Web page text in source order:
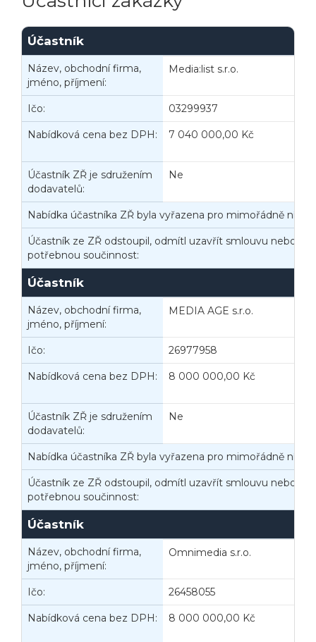
Účastník
Název, obchodní firma,
jméno, příjmení:
Media:list s.r.o.
Ičo: 03299937
Nabídková cena bez DPH: 7 040 000,00 Kč
Účastník ZŘ je sdružením
dodavatelů:
Ne
Nabídka účastníka ZŘ byla vyřazena pro mimořádně
Účastník ze ZŘ odstoupil, odmítl uzavřít smlouvu nebo
potřebnou součinnost:
Účastník
Název, obchodní firma,
jméno, příjmení:
MEDIA AGE s.r.o.
Ičo: 26977958
Nabídková cena bez DPH: 8 000 000,00 Kč
Účastník ZŘ je sdružením
dodavatelů:
Ne
Nabídka účastníka ZŘ byla vyřazena pro mimořádně
Účastník ze ZŘ odstoupil, odmítl uzavřít smlouvu nebo
potřebnou součinnost:
Účastník
Název, obchodní firma,
jméno, příjmení:
Omnimedia s.r.o.
Ičo: 26458055
Nabídková cena bez DPH: 8 000 000,00 Kč
Veřejné zakázky
Powered by chaterimo